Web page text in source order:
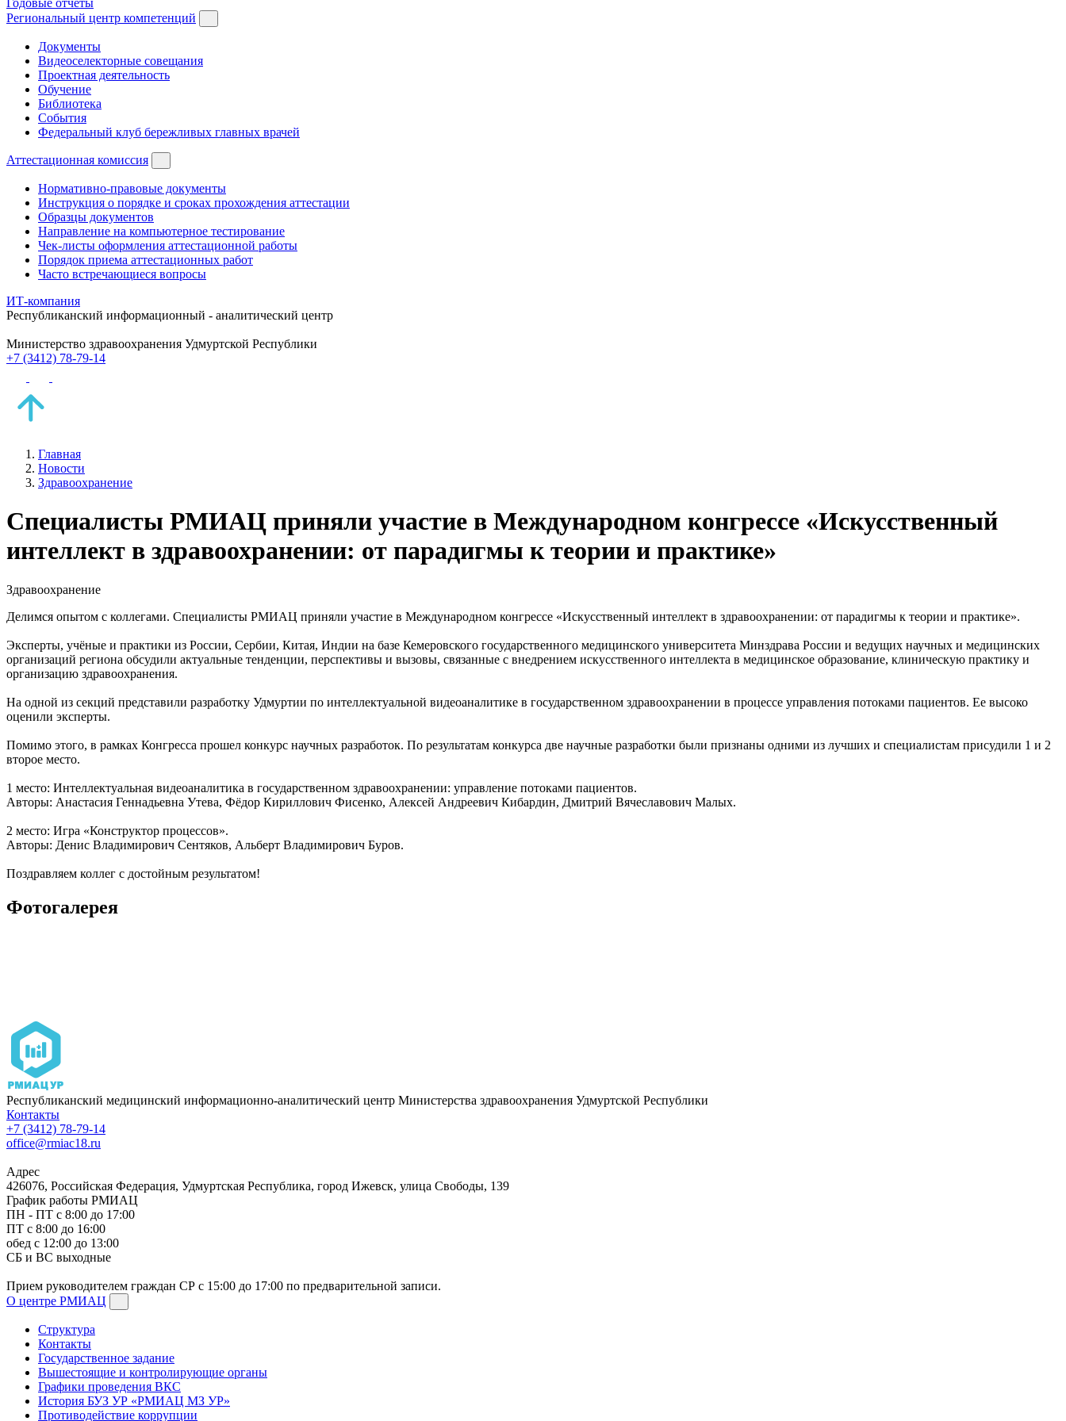
Годовые отчеты
Региональный центр компетенций
Документы
Видеоселекторные совещания
Проектная деятельность
Обучение
Библиотека
События
Федеральный клуб бережливых главных врачей
Аттестационная комиссия
Нормативно-правовые документы
Инструкция о порядке и сроках прохождения аттестации
Образцы документов
Направление на компьютерное тестирование
Чек-листы оформления аттестационной работы
Порядок приема аттестационных работ
Часто встречающиеся вопросы
ИТ-компания
Республиканский информационный - аналитический центр
Министерство здравоохранения Удмуртской Республики
+7 (3412) 78-79-14
Главная
Новости
Здравоохранение
Специалисты РМИАЦ приняли участие в Международном конгрессе «Искусственный
интеллект в здравоохранении: от парадигмы к теории и практике»
Здравоохранение
Делимся опытом с коллегами. Специалисты РМИАЦ приняли участие в Международном конгрессе «Искусственный интеллект в здравоохранении: от парадигмы к теории и практике».
Эксперты, учёные и практики из России, Сербии, Китая, Индии на базе Кемеровского государственного медицинского университета Минздрава России и ведущих научных и медицинских
организаций региона обсудили актуальные тенденции, перспективы и вызовы, связанные с внедрением искусственного интеллекта в медицинское образование, клиническую практику и
организацию здравоохранения.
На одной из секций представили разработку Удмуртии по интеллектуальной видеоаналитике в государственном здравоохранении в процессе управления потоками пациентов. Ее высоко
оценили эксперты.
Помимо этого, в рамках Конгресса прошел конкурс научных разработок. По результатам конкурса две научные разработки были признаны одними из лучших и специалистам присудили 1 и 2
второе место.
1 место: Интеллектуальная видеоаналитика в государственном здравоохранении: управление потоками пациентов.
Авторы: Анастасия Геннадьевна Утева, Фёдор Кириллович Фисенко, Алексей Андреевич Кибардин, Дмитрий Вячеславович Малых.
2 место: Игра «Конструктор процессов».
Авторы: Денис Владимирович Сентяков, Альберт Владимирович Буров.
Поздравляем коллег с достойным результатом!
Фотогалерея
Республиканский медицинский информационно-аналитический центр Министерства здравоохранения Удмуртской Республики
Контакты
+7 (3412) 78-79-14
office@rmiac18.ru
Адрес
426076, Российская Федерация, Удмуртская Республика, город Ижевск, улица Свободы, 139
График работы РМИАЦ
ПН - ПТ с 8:00 до 17:00
ПТ с 8:00 до 16:00
обед с 12:00 до 13:00
СБ и ВС выходные
Прием руководителем граждан СР с 15:00 до 17:00 по предварительной записи.
О центре РМИАЦ
Структура
Контакты
Государственное задание
Вышестоящие и контролирующие органы
Графики проведения ВКС
История БУЗ УР «РМИАЦ МЗ УР»
Противодействие коррупции